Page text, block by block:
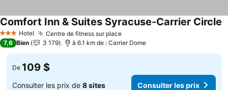
3 ÉtoilesHotel Centre de fitness sur placeConsulter les prix
Comfort Inn & Suites Syracuse-Carrier Circle
7,6 Bien 3 179 à 6.1 km de : Carrier Dome
De 109 $
Consulter les prix de 8 sites Consulter les prix